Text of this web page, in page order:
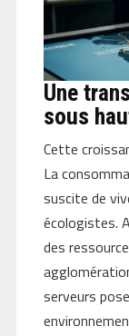
Une
sous
Cette
La
suscite de
écologistes.
des
serveurs